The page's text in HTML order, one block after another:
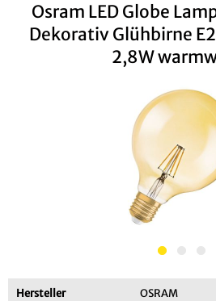
Osram LED Globe
Dekorativ Glühbirne
2,8W
Hersteller
OSRAM